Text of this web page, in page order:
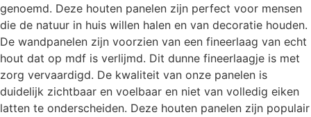
genoemd. Deze houten panelen zijn perfect voor mensen
die de natuur in huis willen halen en van decoratie houden.
De wandpanelen zijn voorzien van een fineerlaag van echt
hout dat op mdf is verlijmd. Dit dunne fineerlaagje is met
zorg vervaardigd. De kwaliteit van onze panelen is
duidelijk zichtbaar en voelbaar en niet van volledig eiken
latten te onderscheiden. Deze houten panelen zijn populair